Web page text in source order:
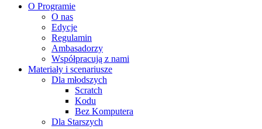
O Programie
O nas
Edycje
Regulamin
Ambasadorzy
Współpracują z nami
Materiały i scenariusze
Dla młodszych
Scratch
Kodu
Bez Komputera
Dla Starszych